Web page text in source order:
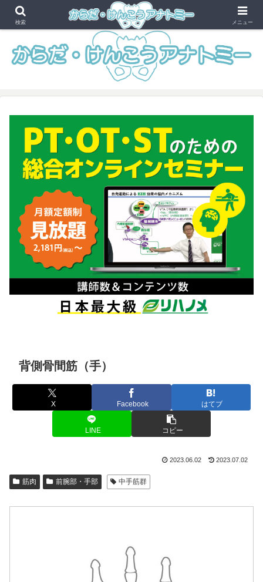
健康・美容と解剖学のイラストサイト
背側骨間筋（手）
X Facebook はてブ
LINE コピー
2023.06.02 2023.07.02
筋肉 前腕部・手部 中手筋群
検索 メニュー